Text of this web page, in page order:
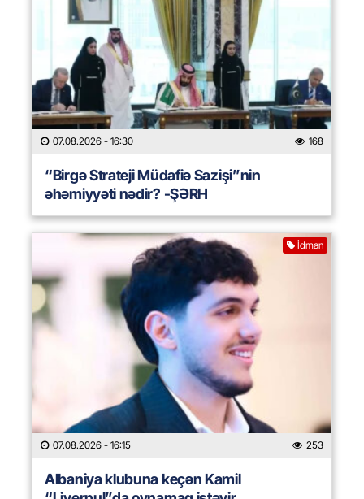
07.08.2026 - 16:30 168
“Birgə Strateji Müdafiə Sazişi”nin
əhəmiyyəti nədir? -ŞƏRH
İdman
07.08.2026 - 16:15 253
Albaniya klubuna keçən Kamil